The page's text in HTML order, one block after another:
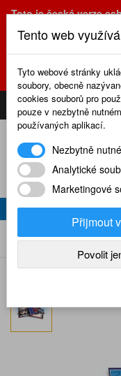
Toto je česká verze
POZOR ZMĚNA :
Olšanská 3, Praha
CS
KOMPLETNÍ
Home Výprodej
Tento web
Tyto webové stránky
soubory, obecně
cookies souborů pro
pouze v nezbytně
používaných aplikací.
Nezbytně
Analytické
Marketingové
Přijmout
Povolit